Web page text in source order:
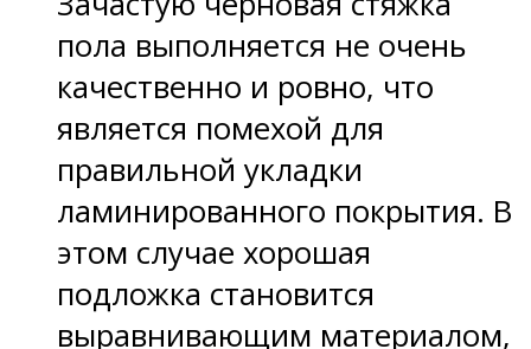
пола выполняется не очень
качественно и ровно, что
является помехой для
правильной укладки
ламинированного покрытия. В
этом случае хорошая
подложка становится
выравнивающим материалом,